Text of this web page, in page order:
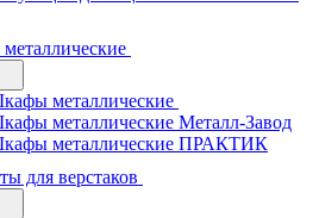
металлические
металлические Металл-Завод
металлические ПРАКТИК
для верстаков